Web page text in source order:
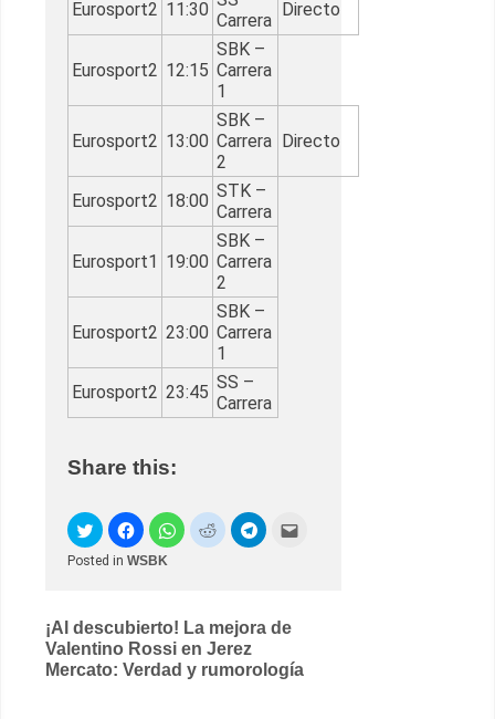
Eurosport2 11:30
Carrera
Directo
Eurosport2 12:15
SBK –
Carrera
1
Eurosport2 13:00
SBK –
Carrera
2
Directo
Eurosport2 18:00 STK –
Carrera
Eurosport1 19:00
SBK –
Carrera
2
Eurosport2 23:00
SBK –
Carrera
1
Eurosport2 23:45 SS –
Carrera
Share this:
Posted in WSBK
Post
navigation
¡Al descubierto! La mejora de
Valentino Rossi en Jerez
Mercato: Verdad y rumorología